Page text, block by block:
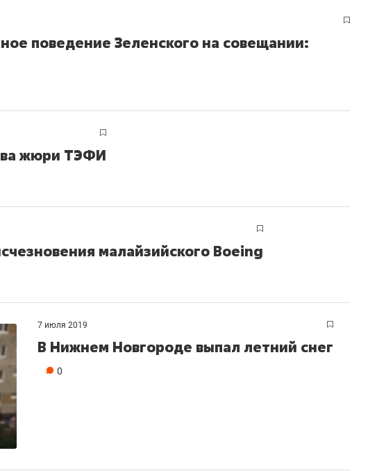
поведение Зеленского на совещании:
жюри ТЭФИ
малайзийского Boeing
7 июля 2019
В Нижнем Новгороде выпал летний снег
0
антихрупких команд